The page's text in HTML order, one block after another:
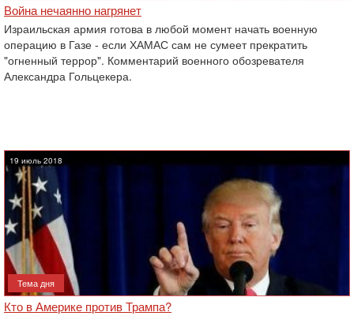
Война нечаянно нагрянет
Израильская армия готова в любой момент начать военную
операцию в Газе - если ХАМАС сам не сумеет прекратить
"огненный террор". ‎Комментарий военного обозревателя
Александра Гольцекера.‎
19 июль 2018
Тема дня
Кто в Америке против Трампа?